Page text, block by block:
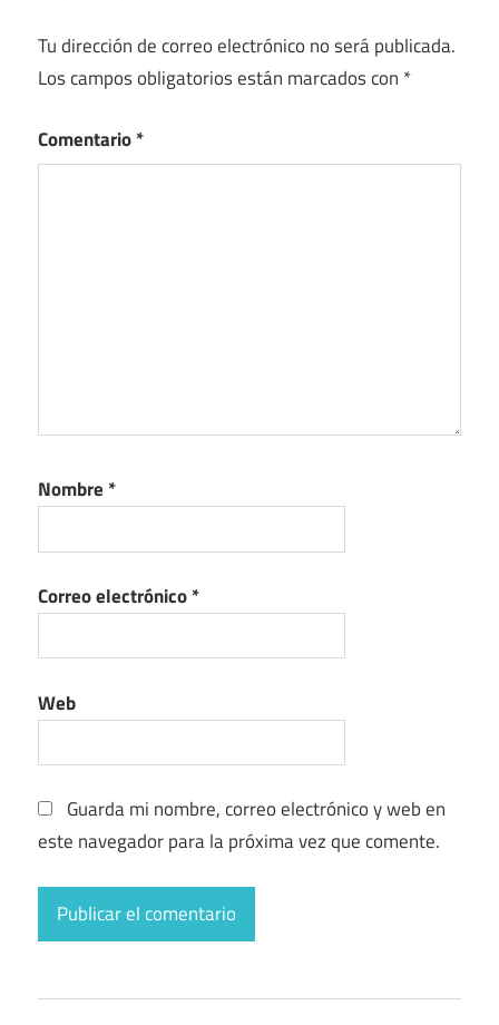
Tu dirección de correo electrónico no será publicada.
Los campos obligatorios están marcados con *
Comentario*
Nombre *
Correo electrónico*
Web
Guarda mi nombre, correo electrónico y web en
este navegador para la próxima vez que comente.